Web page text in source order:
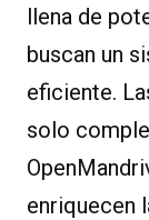
llena de
buscan un
eficiente.
solo
enriquecen